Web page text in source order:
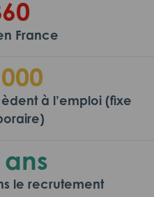
France
à l’emploi (fixe
ans
le recrutement